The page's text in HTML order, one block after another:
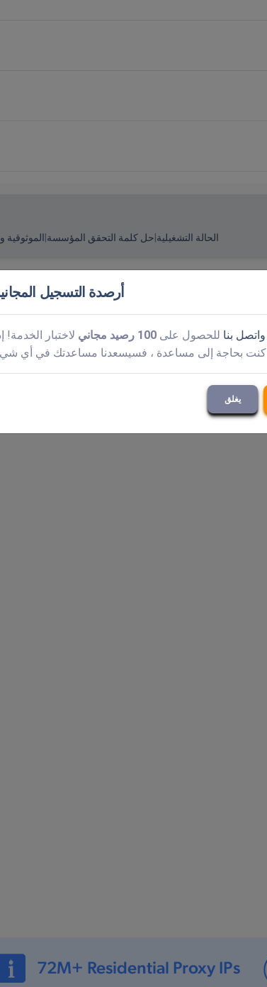
الموثوقية|حل كلمة التحقق المؤسسة|الحالة التشغيلية
أرصدة التسجيل
واتصل بنا للحصول على 100 رصيد مجاني
لاختبار الخدمة!
كنت بحاجة إلى مساعدة ، فسيسعدنا مساعدتك في أي
يغلق